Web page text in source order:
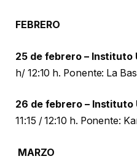
FEBRERO
25 de febrero – Instituto
h/ 12:10 h. Ponente: La
26 de febrero – Instituto
11:15 / 12:10 h. Ponente:
MARZO